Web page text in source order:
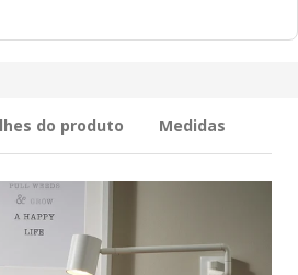
do produto Medidas